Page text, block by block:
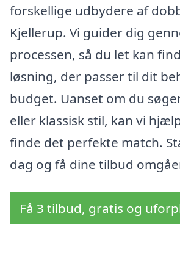
forskellige udbydere af
Kjellerup. Vi guider dig
processen, så du let kan
løsning, der passer til dit
budget. Uanset om du
eller klassisk stil, kan vi
finde det perfekte match.
dag og få dine tilbud
Få 3 tilbud, gratis og